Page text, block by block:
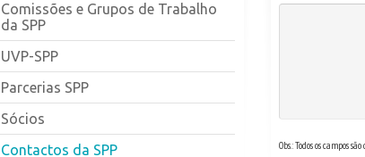
Comissões e Grupos de Trabalho
da SPP
UVP-SPP
Parcerias SPP
Sócios
Contactos da SPP
Obs.: Todos os campos